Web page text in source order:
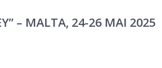
– MALTA, 24-26 MAI 2025